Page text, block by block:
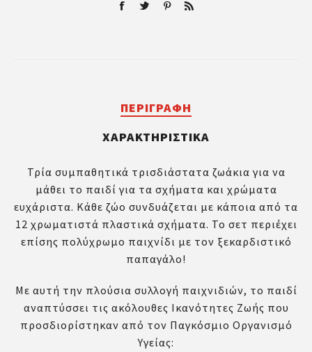
ΠΕΡΙΓΡΑΦΉ
ΧΑΡΑΚΤΗΡΙΣΤΙΚΆ
Τρία συμπαθητικά τρισδιάστατα ζωάκια για να
μάθει το παιδί για τα σχήματα και χρώματα
ευχάριστα. Κάθε ζώο συνδυάζεται με κάποια από τα
12 χρωματιστά πλαστικά σχήματα. Το σετ περιέχει
επίσης πολύχρωμο παιχνίδι με τον ξεκαρδιστικό
παπαγάλο!
Με αυτή την πλούσια συλλογή παιχνιδιών, το παιδί
αναπτύσσει τις ακόλουθες Ικανότητες Ζωής που
προσδιορίστηκαν από τον Παγκόσμιο Οργανισμό
Υγείας: